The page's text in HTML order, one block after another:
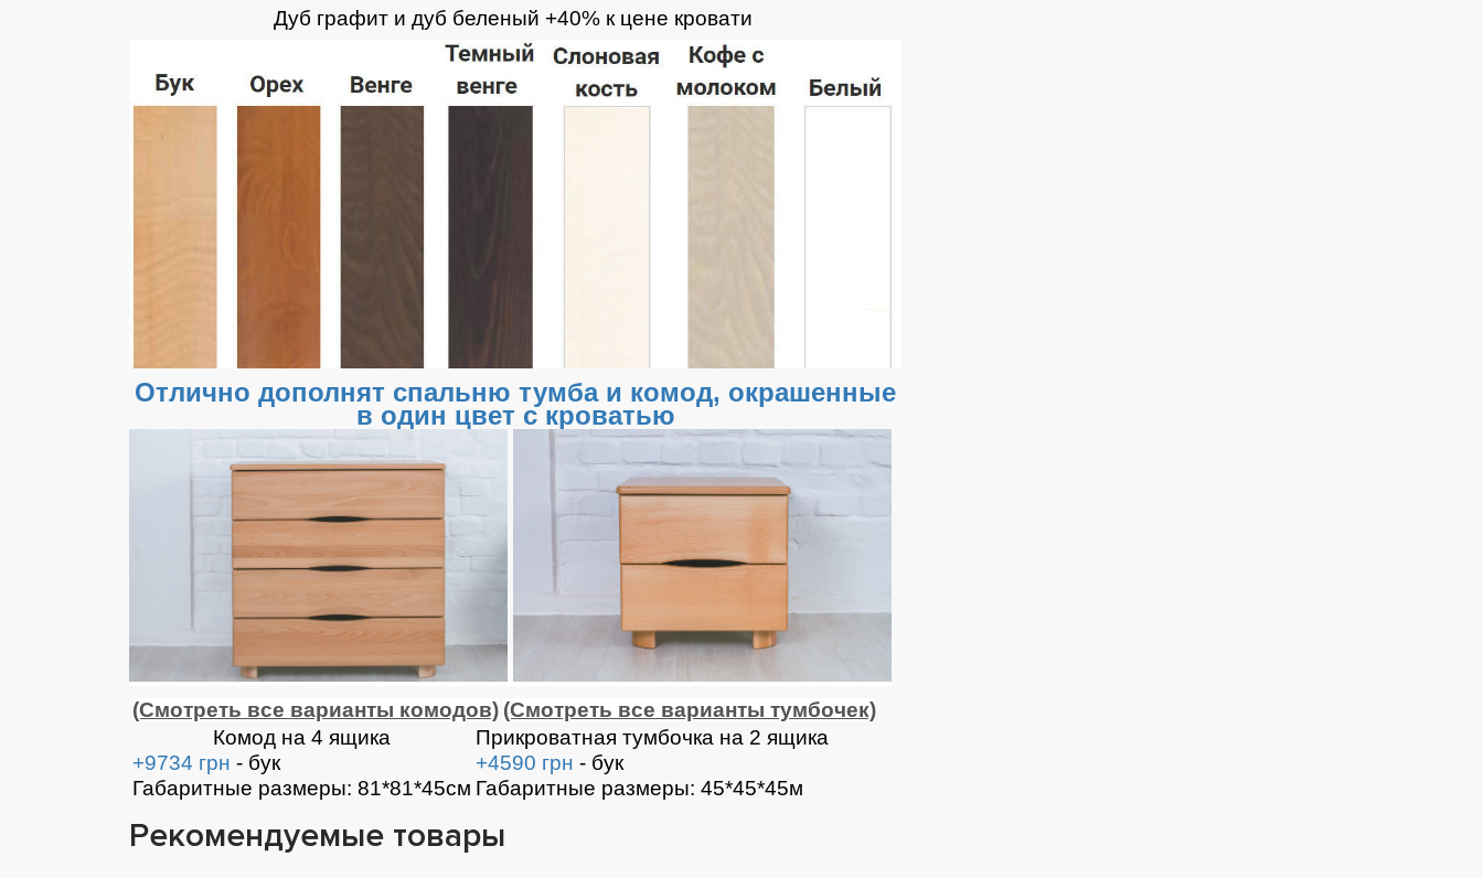
Дуб графит и дуб беленый +40% к цене кровати
Отлично дополнят спальню тумба и комод, окрашенные
в один цвет с кроватью
(Смотреть все варианты комодов) (Смотреть все варианты тумбочек)
Комод на 4 ящика
Прикроватная тумбочка на 2 ящика
+9734 грн - бук +4590 грн - бук
Габаритные размеры: 81*81*45см Габаритные размеры: 45*45*45м
Рекомендуемые товары